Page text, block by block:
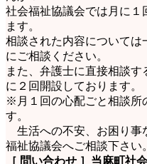
社会福祉協議会では月に１
ます。
相談された内容については
にご相談ください。
また、弁護士に直接相談
に２回開設しております。
※月１回の心配ごと相談所
す。
生活への不安、お困り事
福祉協議会へご相談下さい。
［ 問い合わせ ］当麻町